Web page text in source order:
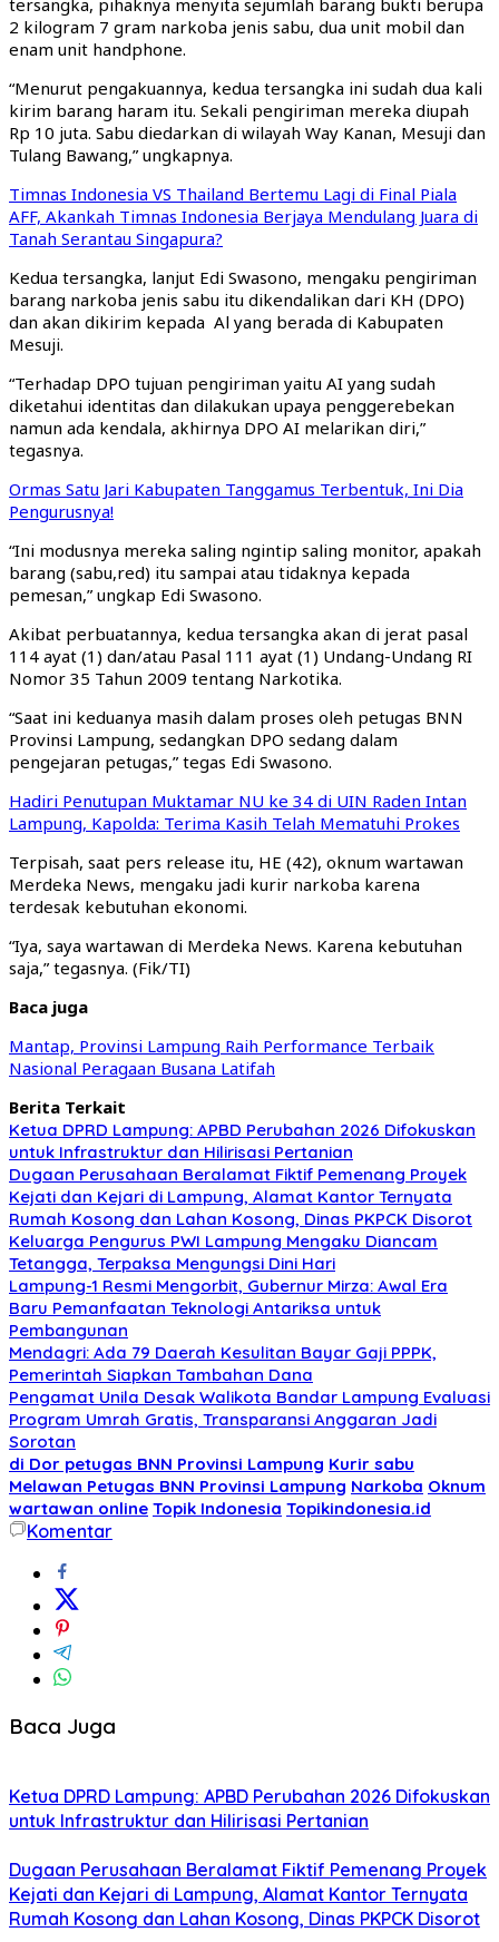
2 kilogram 7 gram narkoba jenis sabu, dua unit mobil dan
enam unit handphone.
“Menurut pengakuannya, kedua tersangka ini sudah dua kali
kirim barang haram itu. Sekali pengiriman mereka diupah
Rp 10 juta. Sabu diedarkan di wilayah Way Kanan, Mesuji dan
Tulang Bawang,” ungkapnya.
Timnas Indonesia VS Thailand Bertemu Lagi di Final Piala
AFF, Akankah Timnas Indonesia Berjaya Mendulang Juara di
Tanah Serantau Singapura?
Kedua tersangka, lanjut Edi Swasono, mengaku pengiriman
barang narkoba jenis sabu itu dikendalikan dari KH (DPO)
dan akan dikirim kepada Al yang berada di Kabupaten
Mesuji.
“Terhadap DPO tujuan pengiriman yaitu AI yang sudah
diketahui identitas dan dilakukan upaya penggerebekan
namun ada kendala, akhirnya DPO AI melarikan diri,”
tegasnya.
Ormas Satu Jari Kabupaten Tanggamus Terbentuk, Ini Dia
Pengurusnya!
“Ini modusnya mereka saling ngintip saling monitor, apakah
barang (sabu,red) itu sampai atau tidaknya kepada
pemesan,” ungkap Edi Swasono.
Akibat perbuatannya, kedua tersangka akan di jerat pasal
114 ayat (1) dan/atau Pasal 111 ayat (1) Undang-Undang RI
Nomor 35 Tahun 2009 tentang Narkotika.
“Saat ini keduanya masih dalam proses oleh petugas BNN
Provinsi Lampung, sedangkan DPO sedang dalam
pengejaran petugas,” tegas Edi Swasono.
Hadiri Penutupan Muktamar NU ke 34 di UIN Raden Intan
Lampung, Kapolda: Terima Kasih Telah Mematuhi Prokes
Terpisah, saat pers release itu, HE (42), oknum wartawan
Merdeka News, mengaku jadi kurir narkoba karena
terdesak kebutuhan ekonomi.
“Iya, saya wartawan di Merdeka News. Karena kebutuhan
saja,” tegasnya. (Fik/TI)
Baca juga
Mantap, Provinsi Lampung Raih Performance Terbaik
Nasional Peragaan Busana Latifah
Berita Terkait
Ketua DPRD Lampung: APBD Perubahan 2026 Difokuskan
untuk Infrastruktur dan Hilirisasi Pertanian
Dugaan Perusahaan Beralamat Fiktif Pemenang Proyek
Kejati dan Kejari di Lampung, Alamat Kantor Ternyata
Rumah Kosong dan Lahan Kosong, Dinas PKPCK Disorot
Keluarga Pengurus PWI Lampung Mengaku Diancam
Tetangga, Terpaksa Mengungsi Dini Hari
Lampung-1 Resmi Mengorbit, Gubernur Mirza: Awal Era
Baru Pemanfaatan Teknologi Antariksa untuk
Pembangunan
Mendagri: Ada 79 Daerah Kesulitan Bayar Gaji PPPK,
Pemerintah Siapkan Tambahan Dana
Pengamat Unila Desak Walikota Bandar Lampung Evaluasi
Program Umrah Gratis, Transparansi Anggaran Jadi
Sorotan
di Dor petugas BNN Provinsi Lampung Kurir sabu
Melawan Petugas BNN Provinsi Lampung Narkoba Oknum
wartawan online Topik Indonesia Topikindonesia.id
Komentar
Baca Juga
Ketua DPRD Lampung: APBD Perubahan 2026 Difokuskan
untuk Infrastruktur dan Hilirisasi Pertanian
Dugaan Perusahaan Beralamat Fiktif Pemenang Proyek
Kejati dan Kejari di Lampung, Alamat Kantor Ternyata
Rumah Kosong dan Lahan Kosong, Dinas PKPCK Disorot